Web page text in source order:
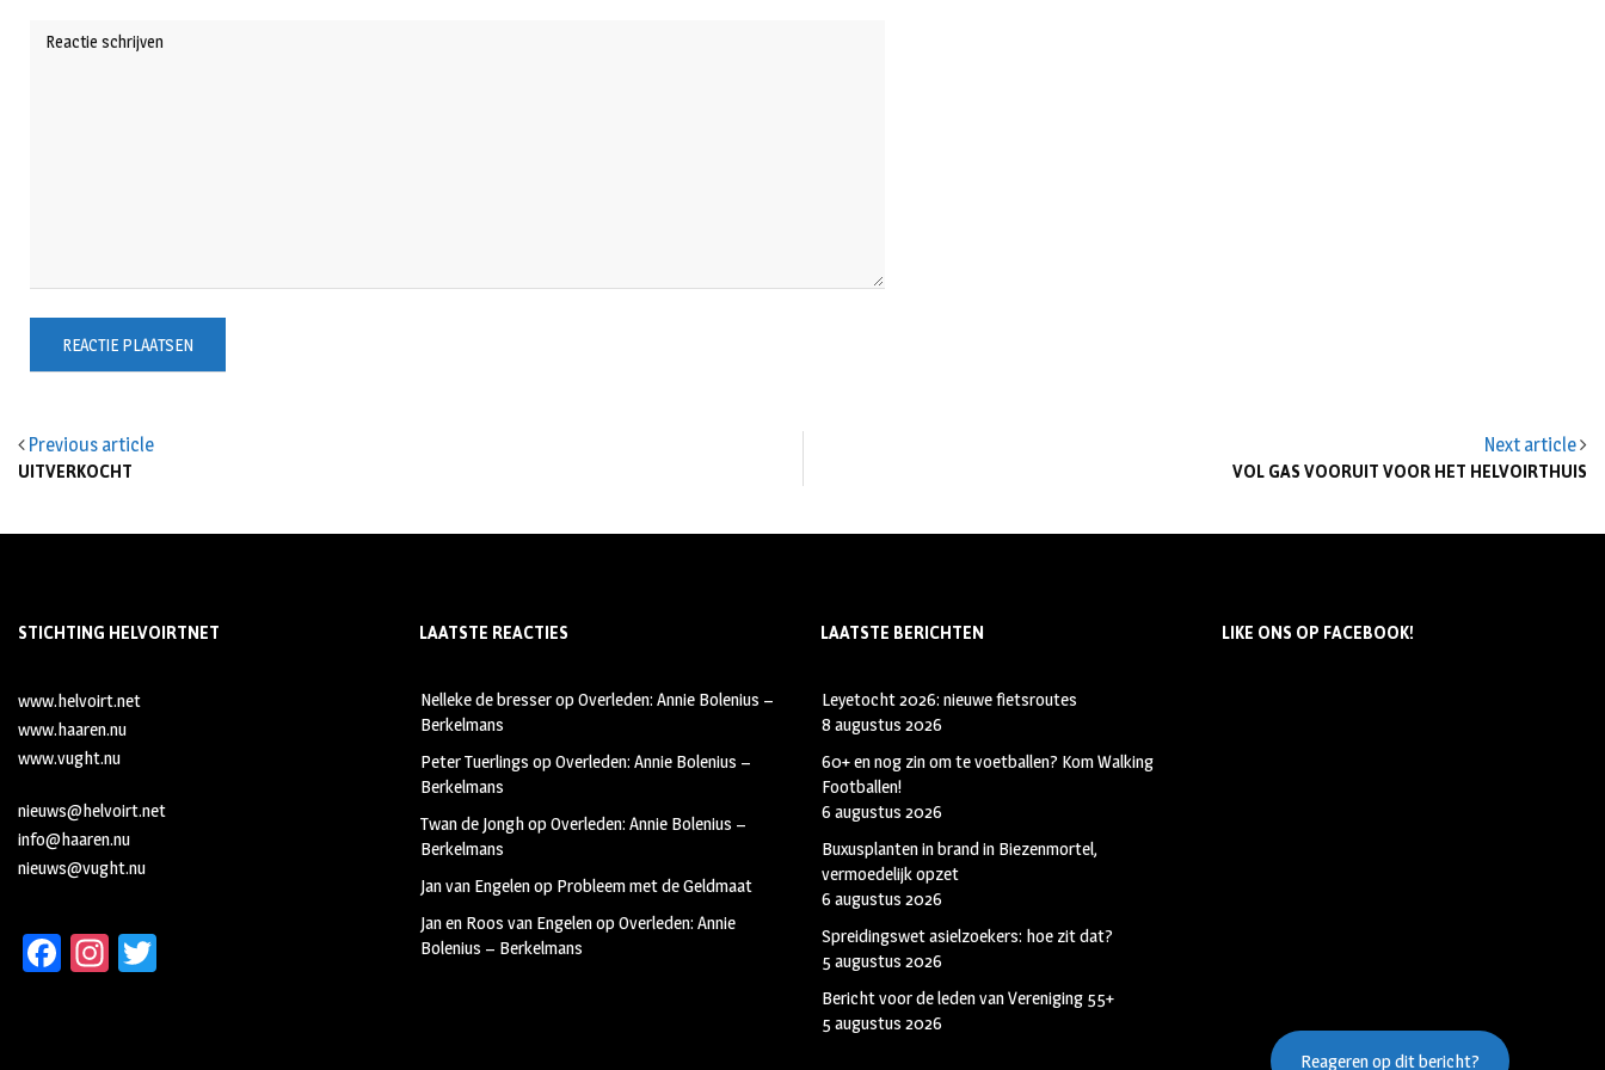
Previous article
UITVERKOCHT
Next article
VOL GAS VOORUIT VOOR HET HELVOIRTHUIS
STICHTING HELVOIRTNET
www.helvoirt.net
www.haaren.nu
www.vught.nu
nieuws@helvoirt.net
info@haaren.nu
nieuws@vught.nu
Fa In
LAATSTE REACTIES
Nelleke de bresseropOverleden: Annie Bolenius –
Berkelmans
Peter Tuerlings opOverleden: Annie Bolenius –
Berkelmans
Twan de JonghopOverleden: Annie Bolenius –
Berkelmans
Jan van Engelenop Probleem met de Geldmaat
Jan en Roos van EngelenopOverleden: Annie
Bolenius – Berkelmans
LAATSTE BERICHTEN
Leyetocht 2026: nieuwe fietsroutes
8 augustus 2026
60+ en nog zin om te voetballen? Kom Walking
Footballen!
6 augustus 2026
Buxusplanten in brand in Biezenmortel,
vermoedelijk opzet
6 augustus 2026
Spreidingswet asielzoekers: hoe zit dat?
5 augustus 2026
Bericht voor de leden van Vereniging 55+
5 augustus 2026
LIKE ONS OP FACEBOOK!
Reageren op dit bericht?